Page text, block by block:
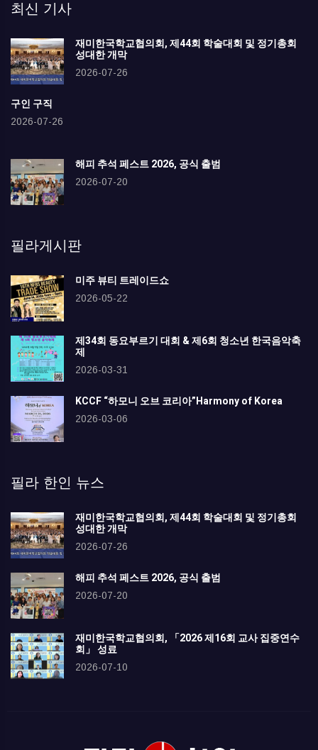
최신 기사
재미한국학교협의회, 제44회 학술대회 및 정기총회
성대한 개막
2026-07-26
구인 구직
2026-07-26
해피 추석 페스트 2026, 공식 출범
2026-07-20
필라게시판
미주 뷰티 트레이드쇼
2026-05-22
제34회 동요부르기 대회 & 제6회 청소년 한국음악축
제
2026-03-31
KCCF “하모니 오브 코리아”Harmony of Korea
2026-03-06
필라 한인 뉴스
재미한국학교협의회, 제44회 학술대회 및 정기총회
성대한 개막
2026-07-26
해피 추석 페스트 2026, 공식 출범
2026-07-20
재미한국학교협의회, 「2026 제16회 교사 집중연수
회」 성료
2026-07-10